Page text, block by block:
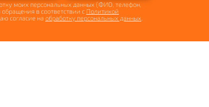
моих персональных данных (ФИО, телефон,
в соответствии с Политикой
согласие на обработку персональных данных.